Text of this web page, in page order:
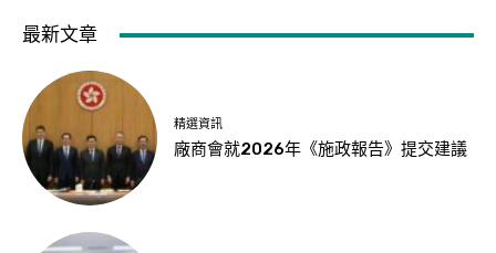
最新文章
精選資訊
廠商會就2026年《施政報告》提交建議